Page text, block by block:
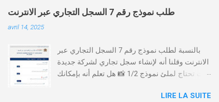
طلب نموذج رقم 7 السجل التجاري عبر الانترنت
avril 14, 2025
بالنسبة لطلب نموذج رقم 7 السجل التجاري عبر
الانترنت وقلنا أنه لإنشاء سجل تجاري لشركة جديدة
أنت تحتاج لملئ نموذج 1/2 📸 هل تعلم أنه بإمكانك
من خلال الموقع التابع لوزارة العدل، بدون الحاجة
LIRE LA SUITE